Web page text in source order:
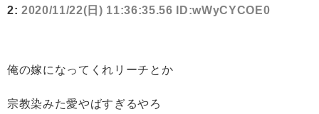
2: 2020/11/22(日) 11:36:35.56 ID:wWyCYCOE0
俺の嫁になってくれリーチとか
宗教染みた愛やばすぎるやろ